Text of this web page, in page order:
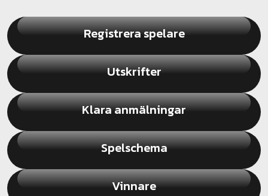
Registrera spelare
Utskrifter
Klara anmälningar
Spelschema
Vinnare